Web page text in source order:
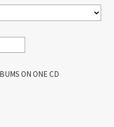
ON ONE CD